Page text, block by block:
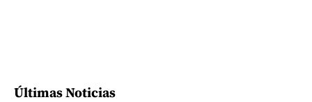
Últimas Noticias